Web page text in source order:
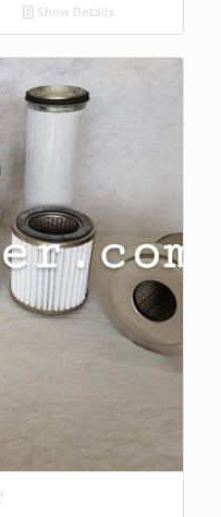
Show Details